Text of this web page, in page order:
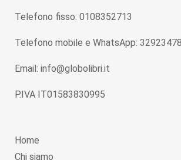
Telefono fisso: 0108352713
Telefono mobile e WhatsApp:
Email: info@globolibri.it
P.IVA IT01583830995
Home
Chi siamo